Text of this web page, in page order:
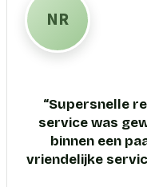
NR
“Supersnelle
service was
binnen een
vriendelijke